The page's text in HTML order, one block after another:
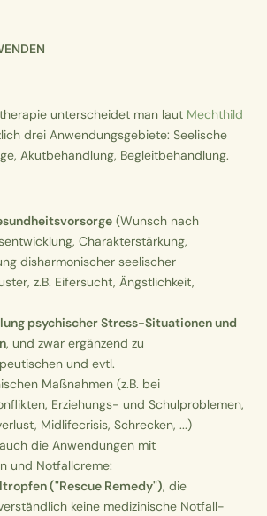
unterscheidet man laut Mechthild
drei Anwendungsgebiete: Seelische
Akutbehandlung, Begleitbehandlung.
(Wunsch nach
Charakterstärkung,
disharmonischer seelischer
z.B. Eifersucht, Ängstlichkeit,
psychischer Stress-Situationen und
, und zwar ergänzend zu
und evtl.
Maßnahmen (z.B. bei
Erziehungs- und Schulproblemen,
Midlifecrisis, Schrecken, ...)
die Anwendungen mit
und Notfallcreme:
("Rescue Remedy"), die
keine medizinische Notfall-